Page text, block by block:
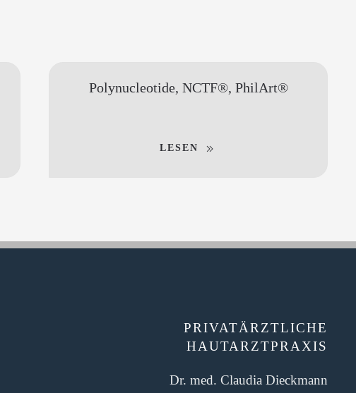
Polynucleotide, NCTF®, PhilArt®
LESEN
PRIVATÄRZTLICHE
HAUTARZTPRAXIS
Dr. med. Claudia Dieckmann